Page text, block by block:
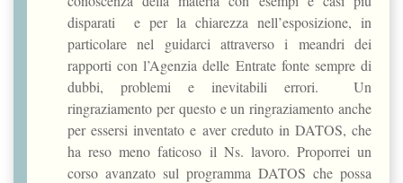
disparati e per la chiarezza nell’esposizione, in
particolare nel guidarci attraverso i meandri dei
rapporti con l’Agenzia delle Entrate fonte sempre di
dubbi, problemi e inevitabili errori. Un
ringraziamento per questo e un ringraziamento anche
per essersi inventato e aver creduto in DATOS, che
ha reso meno faticoso il Ns. lavoro. Proporrei un
corso avanzato sul programma DATOS che possa